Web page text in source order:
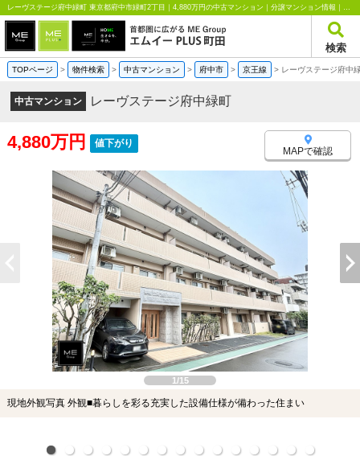
レーヴステージ府中緑町 東京都府中市緑町2丁目｜4,880万円の中古マンション｜分譲マンション情報｜エムイーPLUS町田
検索
TOPページ > 物件検索 > 中古マンション > 府中市 > 京王線 > レーヴステージ府中
中古マンション レーヴステージ府中緑町
4,880万円 値下がり
MAPで確認
1/15
現地外観写真 外観■暮らしを彩る充実した設備仕様が備わった住まい